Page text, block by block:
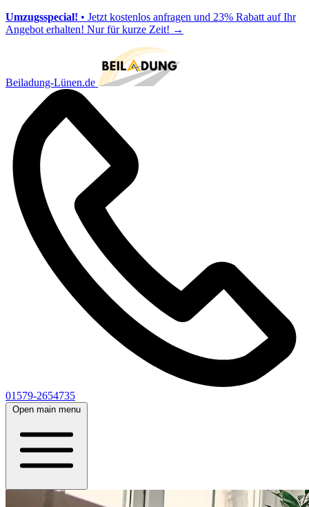
Umzugsspecial! • Jetzt kostenlos anfragen und 23% Rabatt auf Ihr
Angebot erhalten! Nur für kurze Zeit! →
Beiladung-Lünen.de
01579-2654735
Open main menu